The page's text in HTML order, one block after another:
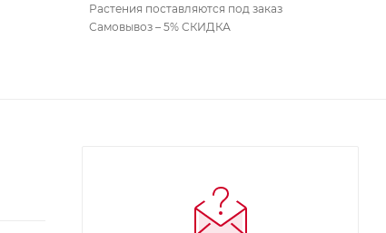
Растения поставляются под заказ
Самовывоз – 5% СКИДКА